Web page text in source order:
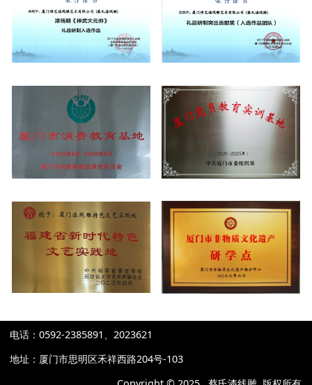
电话：0592-2385891、2023621
地址：厦门市思明区禾祥西路204号-103